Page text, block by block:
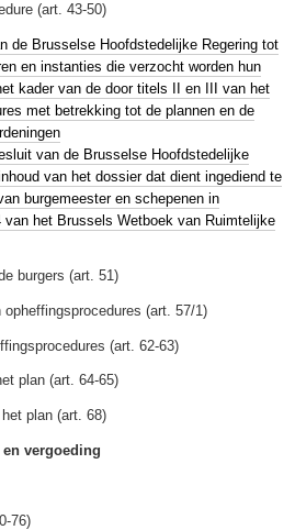
(art. 43-50)
de Brusselse Hoofdstedelijke Regering tot
en instanties die verzocht worden hun
kader van de door titels II en III van het
met betrekking tot de plannen en de
van de Brusselse Hoofdstedelijke
van het dossier dat dient ingediend te
burgemeester en schepenen in
het Brussels Wetboek van Ruimtelijke
burgers (art. 51)
opheffingsprocedures (art. 57/1)
(art. 62-63)
plan (art. 64-65)
plan (art. 68)
vergoeding
76)